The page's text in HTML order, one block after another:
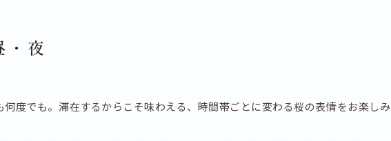
夜
度でも。滞在するからこそ味わえる、時間帯ごとに変わる桜の表情をお楽しみ